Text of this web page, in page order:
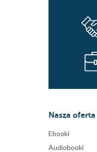
Nasza oferta
Ebooki
Audiobooki